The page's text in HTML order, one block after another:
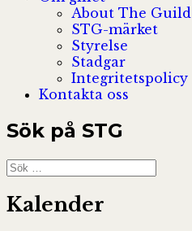
About The Guild
STG-märket
Styrelse
Stadgar
Integritetspolicy
Kontakta oss
Sök på STG
Sök
efter:
Kalender